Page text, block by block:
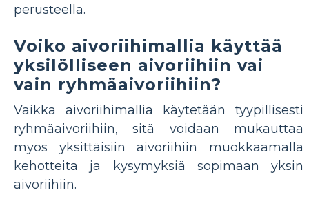
perusteella.
Voiko aivoriihimallia käyttää
yksilölliseen aivoriihiin vai
vain ryhmäaivoriihiin?
Vaikka aivoriihimallia käytetään tyypillisesti
ryhmäaivoriihiin, sitä voidaan mukauttaa
myös yksittäisiin aivoriihiin muokkaamalla
kehotteita ja kysymyksiä sopimaan yksin
aivoriihiin.